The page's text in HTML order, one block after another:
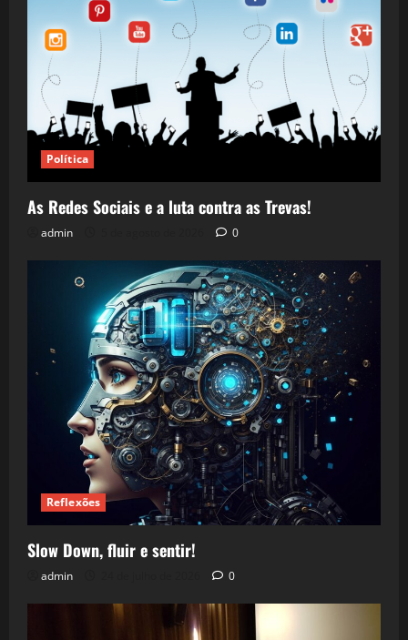
Política
As Redes Sociais e a luta contra as Trevas!
admin 0
Reflexões
Slow Down, fluir e sentir!
admin 0